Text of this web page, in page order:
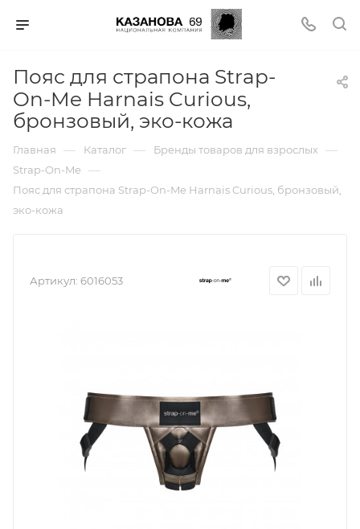
Пояс для страпона Strap-
On-Me Harnais Curious,
бронзовый, эко-кожа
Главная — Каталог — Бренды товаров для взрослых —
Strap-On-Me —
Пояс для страпона Strap-On-Me Harnais Curious, бронзовый,
эко-кожа
Артикул: 6016053